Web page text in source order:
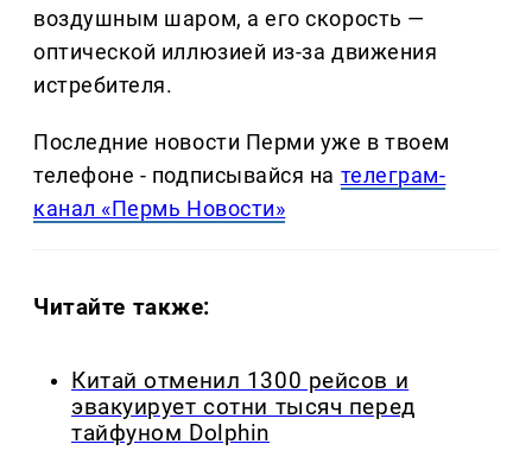
воздушным шаром, а его скорость —
оптической иллюзией из-за движения
истребителя.
Последние новости Перми уже в твоем
телефоне - подписывайся на телеграм-
канал «Пермь Новости»
Читайте также:
Китай отменил 1300 рейсов и
эвакуирует сотни тысяч перед
тайфуном Dolphin